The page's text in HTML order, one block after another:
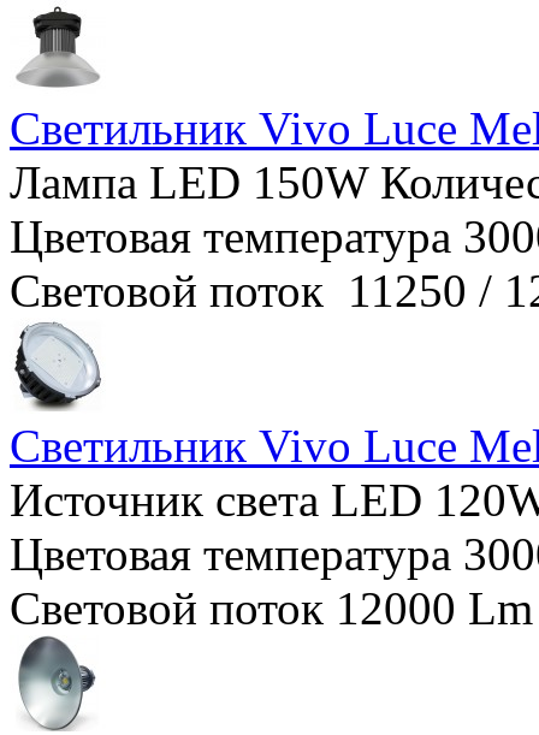
Светильник Vivo Luce
Лампа LED 150W
Цветовая температура
Световой поток 11250 /
Светильник Vivo Luce
Источник света LED
Цветовая температура
Световой поток 12000